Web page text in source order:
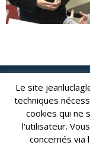
Jean-Luc
Mentions Légales-
Le site
techniques
cookies qui ne
l'utilisateur.
concernés via